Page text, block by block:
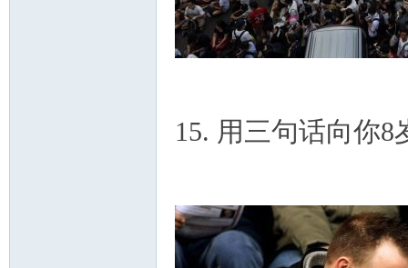
15. 用三句话向你